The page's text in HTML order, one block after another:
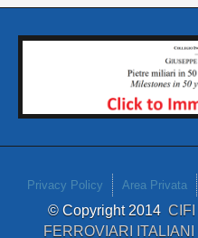
Privacy Policy Area Privata
© Copyright 2014 CIFI
FERROVIARI ITALIANI